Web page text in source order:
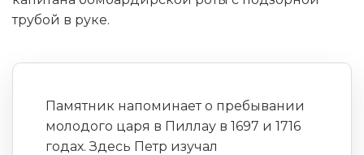
трубой в руке.
Памятник напоминает о пребывании
молодого царя в Пиллау в 1697 и 1716
годах. Здесь Петр изучал